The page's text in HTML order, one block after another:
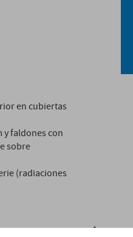
en cubiertas
y faldones con
sobre
(radiaciones